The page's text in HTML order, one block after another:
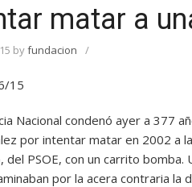
matar a
byfundacion /
15
Nacional condenó ayer a 377
por intentar matar en 2002 a
del PSOE, con un carrito
por la acera contraria